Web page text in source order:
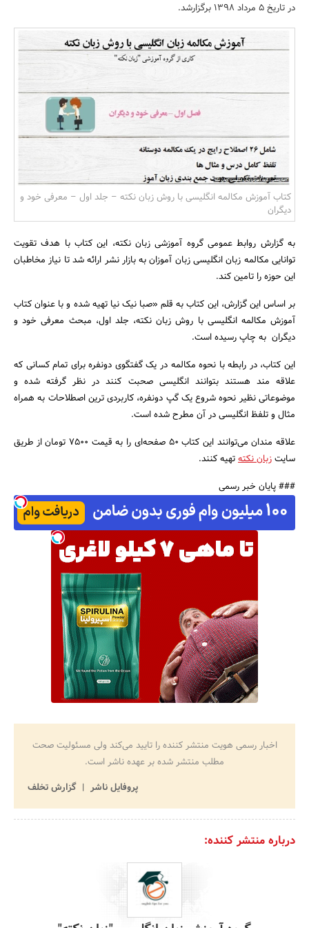
مسکن و ساختمان
جستجو
در تاریخ 5 مرداد 1398 برگزارشد.
کتاب آموزش مکالمه انگلیسی با روش زبان نکته – جلد اول – معرفی خود و
دیگران
به گزارش روابط عمومی گروه آموزشی زبان نکته، این کتاب با هدف تقویت
توانایی مکالمه زبان انگلیسی زبان آموزان به بازار نشر ارائه شد تا نیاز مخاطبان
این حوزه را تامین کند.
بر اساس این گزارش، این کتاب به قلم «صبا نیک نیا تهیه شده و با عنوان کتاب
آموزش مکالمه انگلیسی با روش زبان نکته، جلد اول، مبحث معرفی خود و
دیگران به چاپ رسیده است.
این کتاب، در رابطه با نحوه مکالمه در یک گفتگوی دونفره برای تمام کسانی که
علاقه مند هستند بتوانند انگلیسی صحبت کنند در نظر گرفته شده و
موضوعاتی نظیر نحوه شروع یک گپ دونفره، کاربردی ترین اصطلاحات به همراه
مثال و تلفظ انگلیسی در آن مطرح شده است.
علاقه مندان می‌توانند این کتاب 50 صفحه‌ای را به قیمت 7500 تومان از طریق
سایتزبان نکتهتهیه کنند.
### پایان خبر رسمی
اخبار رسمی هویت منتشر کننده را تایید می‌کند ولی مسئولیت صحت
مطلب منتشر شده بر عهده ناشر است.
پروفایل ناشر
گزارش تخلف
درباره منتشر کننده: